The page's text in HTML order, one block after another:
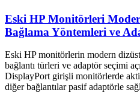
Eski HP Monitörleri
Bağlama Yöntemleri ve
Eski HP monitörlerin modern
bağlantı türleri ve adaptör seçimi
DisplayPort girişli monitörlerde
diğer bağlantılar pasif adaptörle